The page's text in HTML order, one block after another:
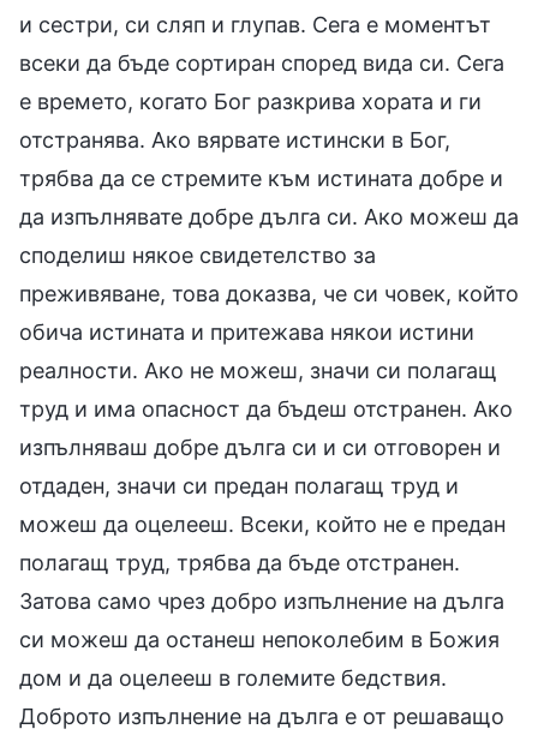
и сестри, си сляп и глупав. Сега е моментът
всеки да бъде сортиран според вида си. Сега
е времето, когато Бог разкрива хората и ги
отстранява. Ако вярвате истински в Бог,
трябва да се стремите към истината добре и
да изпълнявате добре дълга си. Ако можеш да
споделиш някое свидетелство за
преживяване, това доказва, че си човек, който
обича истината и притежава някои истини
реалности. Ако не можеш, значи си полагащ
труд и има опасност да бъдеш отстранен. Ако
изпълняваш добре дълга си и си отговорен и
отдаден, значи си предан полагащ труд и
можеш да оцелееш. Всеки, който не е предан
полагащ труд, трябва да бъде отстранен.
Затова само чрез добро изпълнение на дълга
си можеш да останеш непоколебим в Божия
дом и да оцелееш в големите бедствия.
Доброто изпълнение на дълга е от решаващо